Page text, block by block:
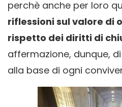
perchè anche per loro
riflessioni sul valore di
rispetto dei diritti di
affermazione, dunque,
alla base di ogni